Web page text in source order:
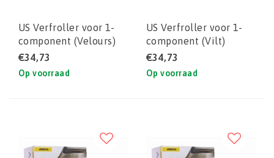
US Verfroller voor 1-
component (Velours)
€34,73
Op voorraad
US Verfroller voor 1-
component (Vilt)
€34,73
Op voorraad